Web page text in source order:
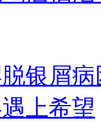
银屑病
上希望